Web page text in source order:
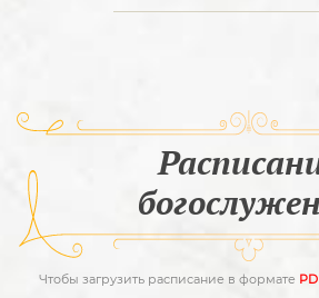
Чтобы загрузить расписание в формате